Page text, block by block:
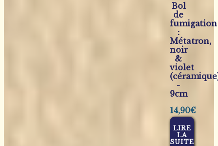
Bol
de
fumigation
:
Métatron,
noir
&
violet
-
9cm
14,90€
LIRE
LA
SUITE